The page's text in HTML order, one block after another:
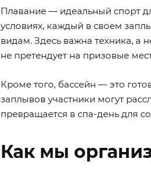
Плавание — идеальный спорт
условиях, каждый в своем
видам. Здесь важна техника, а
не претендует на призовые
Кроме того, бассейн — это
заплывов участники могут
превращается в спа-день для
Как мы